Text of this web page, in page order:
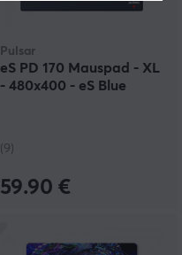
Pulsar
eS PD 170 Mauspad - XL
- 480x400 - eS Blue
(9)
59.90 €